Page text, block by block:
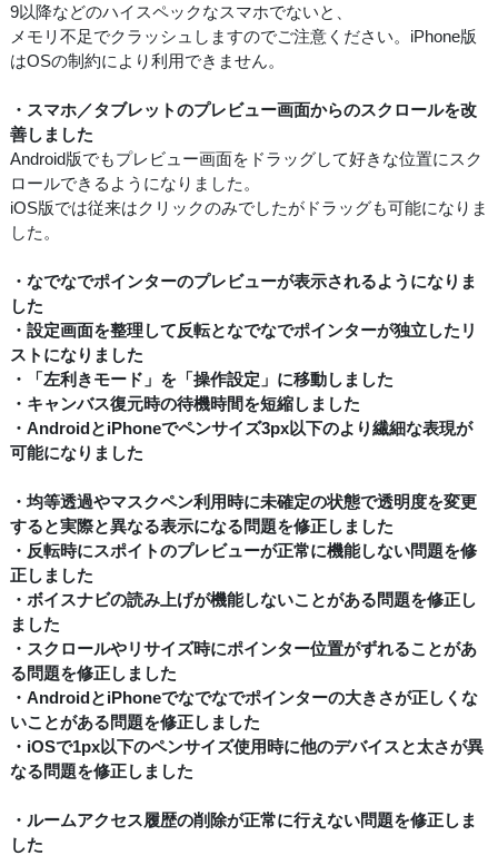
9以降などのハイスペックなスマホでないと、
メモリ不足でクラッシュしますのでご注意ください。iPhone版
はOSの制約により利用できません。
・スマホ／タブレットのプレビュー画面からのスクロールを改
善しました
Android版でもプレビュー画面をドラッグして好きな位置にスク
ロールできるようになりました。
iOS版では従来はクリックのみでしたがドラッグも可能になりま
した。
・なでなでポインターのプレビューが表示されるようになりま
した
・設定画面を整理して反転となでなでポインターが独立したリ
ストになりました
・「左利きモード」を「操作設定」に移動しました
・キャンバス復元時の待機時間を短縮しました
・AndroidとiPhoneでペンサイズ3px以下のより繊細な表現が
可能になりました
・均等透過やマスクペン利用時に未確定の状態で透明度を変更
すると実際と異なる表示になる問題を修正しました
・反転時にスポイトのプレビューが正常に機能しない問題を修
正しました
・ボイスナビの読み上げが機能しないことがある問題を修正し
ました
・スクロールやリサイズ時にポインター位置がずれることがあ
る問題を修正しました
・AndroidとiPhoneでなでなでポインターの大きさが正しくな
いことがある問題を修正しました
・iOSで1px以下のペンサイズ使用時に他のデバイスと太さが異
なる問題を修正しました
・ルームアクセス履歴の削除が正常に行えない問題を修正しま
した